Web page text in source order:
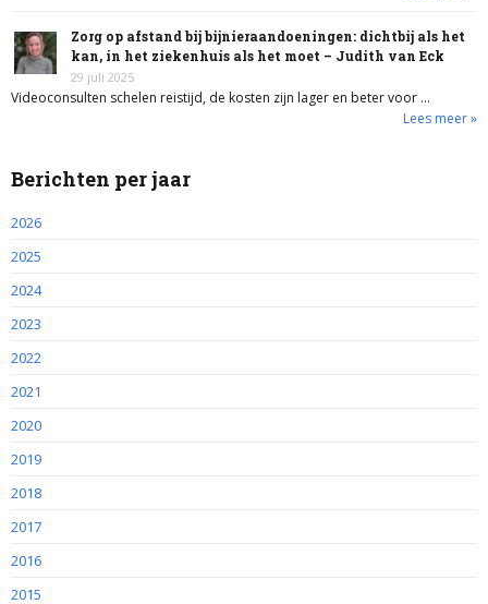
Zorg op afstand bij bijnieraandoeningen: dichtbij als het
kan, in het ziekenhuis als het moet – Judith van Eck
29 juli 2025
Videoconsulten schelen reistijd, de kosten zijn lager en beter voor …
Lees meer »
Berichten per jaar
2026
2025
2024
2023
2022
2021
2020
2019
2018
2017
2016
2015